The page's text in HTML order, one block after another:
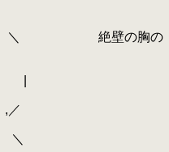
絶壁の胸の
|